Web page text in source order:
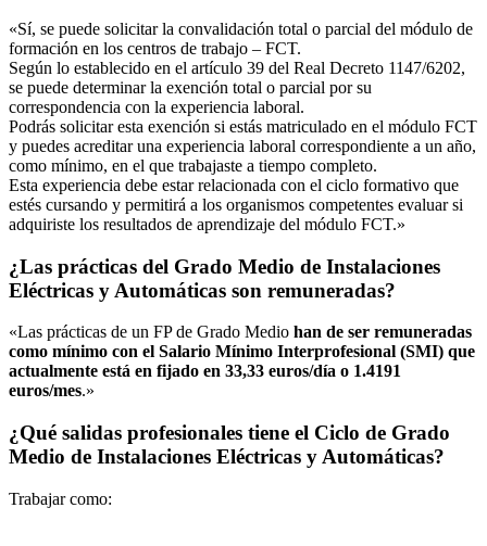
«Sí, se puede solicitar la convalidación total o parcial del módulo de
formación en los centros de trabajo – FCT.
Según lo establecido en el artículo 39 del Real Decreto 1147/6202,
se puede determinar la exención total o parcial por su
correspondencia con la experiencia laboral.
Podrás solicitar esta exención si estás matriculado en el módulo FCT
y puedes acreditar una experiencia laboral correspondiente a un año,
como mínimo, en el que trabajaste a tiempo completo.
Esta experiencia debe estar relacionada con el ciclo formativo que
estés cursando y permitirá a los organismos competentes evaluar si
adquiriste los resultados de aprendizaje del módulo FCT.»
¿Las prácticas del Grado Medio de Instalaciones
Eléctricas y Automáticas son remuneradas?
«Las prácticas de un FP de Grado Medio han de ser remuneradas
como mínimo con el Salario Mínimo Interprofesional (SMI) que
actualmente está en fijado en 33,33 euros/día o 1.4191
euros/mes.»
¿Qué salidas profesionales tiene el Ciclo de Grado
Medio de Instalaciones Eléctricas y Automáticas?
Trabajar como: